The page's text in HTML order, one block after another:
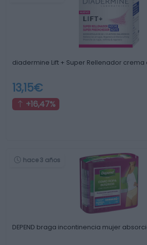
diadermine Lift + Super Rellenador crema
13,15€
+16,47%
hace 3 años
DEPEND braga incontinencia mujer